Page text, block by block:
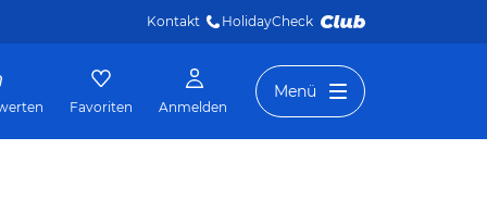
Kontakt HolidayCheck
Favoriten Anmelden
Menü